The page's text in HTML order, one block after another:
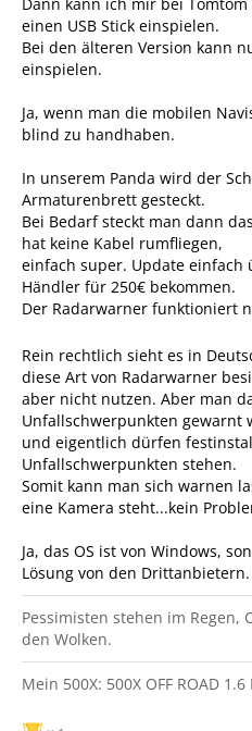
einen USB Stick einspielen.
Bei den älteren Version kann
einspielen.
Ja, wenn man die mobilen
blind zu handhaben.
In unserem Panda wird der
Armaturenbrett gesteckt.
Bei Bedarf steckt man dann
hat keine Kabel rumfliegen,
einfach super. Update einfach
Händler für 250€ bekommen.
Der Radarwarner funktioniert
Rein rechtlich sieht es in
diese Art von Radarwarner
aber nicht nutzen. Aber man
Unfallschwerpunkten gewarnt
und eigentlich dürfen
Unfallschwerpunkten stehen.
Somit kann man sich warnen
eine Kamera steht...kein
Ja, das OS ist von Windows,
Lösung von den Drittanbietern.
Pessimisten stehen im
den Wolken.
Mein 500X: 500X OFF ROAD